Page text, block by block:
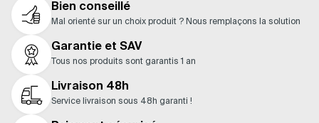
Bien conseillé
Mal orienté sur un choix produit ? Nous remplaçons la solution
Garantie et SAV
Tous nos produits sont garantis 1 an
Livraison 48h
Service livraison sous 48h garanti !